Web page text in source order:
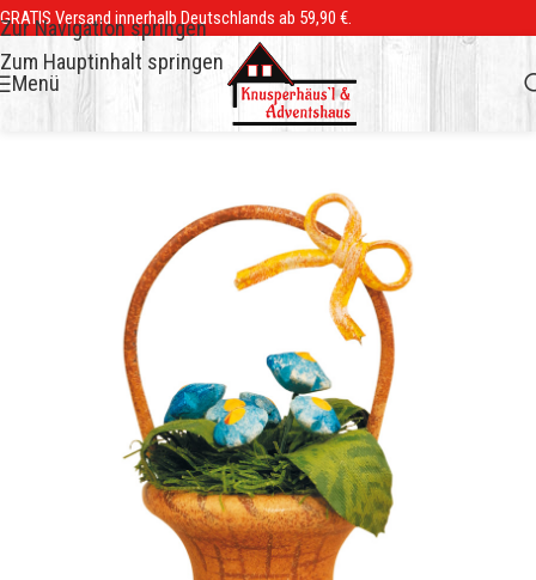
Zur Navigation springen
Zum Hauptinhalt springen
GRATIS Versand innerhalb Deutschlands ab 59,90 €.
Menü